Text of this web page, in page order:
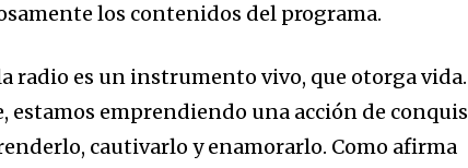
los contenidos del programa.
radio es un instrumento vivo, que otorga
emprendiendo una acción de
cautivarlo y enamorarlo. Como afirma